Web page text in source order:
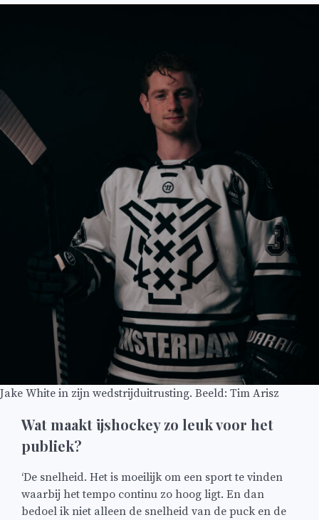
Jake White in zijn wedstrijduitrusting. Beeld: Tim Arisz
Wat maakt ijshockey zo leuk voor het
publiek?
‘De snelheid. Het is moeilijk om een sport te vinden
waarbij het tempo continu zo hoog ligt. En dan
bedoel ik niet alleen de snelheid van de puck en de